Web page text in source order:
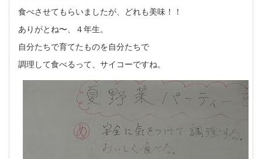
食べさせてもらいましたが、どれも美味！！
ありがとね〜、４年生。
自分たちで育てたものを自分たちで
調理して食べるって、サイコーですね。